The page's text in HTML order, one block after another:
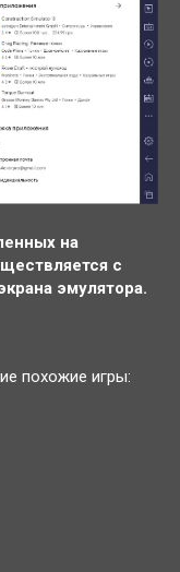
на
с
эмулятора.
похожие игры: